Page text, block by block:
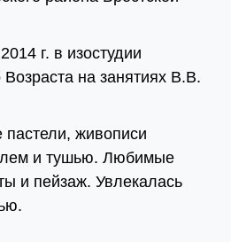
г. в изостудии
Возраста на занятиях В.В.
пастели, живописи
и тушью. Любимые
и пейзаж. Увлекалась